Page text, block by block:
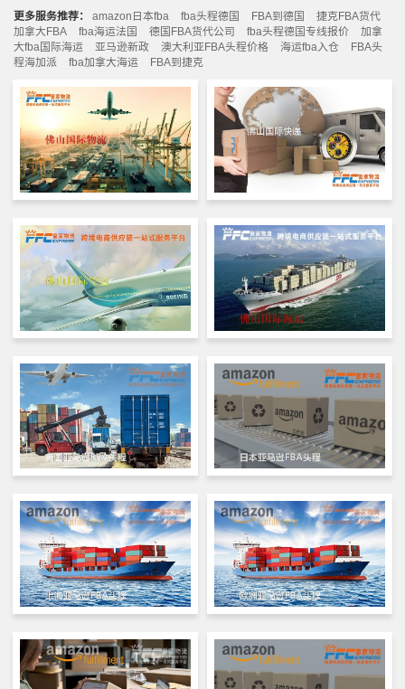
更多服务推荐： amazon日本fba fba头程德国 FBA到德国
捷克FBA货代
加拿大FBA
fba海运法国 德国FBA货代公司 fba头程德国专线报价
加拿
大fba国际海运
亚马逊新政 澳大利亚FBA头程价格 海运fba入仓
FBA头
程海加派
fba加拿大海运 FBA到捷克